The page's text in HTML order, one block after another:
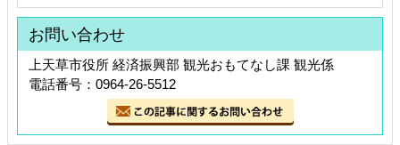
お問い合わせ
上天草市役所 経済振興部 観光おもてなし課 観光係
電話番号：0964-26-5512